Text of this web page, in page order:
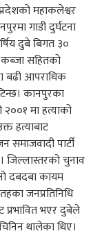
महाकलेश्वर
गाडी दुर्घटना
दुबे बिगत ३०
कब्जा सहितको
बढी आपराधिक
कानपुरका
२००१ मा हत्याको
हत्याबाट
पार्टी
जिल्लास्तरको चुनाव
दबदबा कायम
जनप्रतिनिधि
प्रभावित भएर दुबेले
थालेका थिए।